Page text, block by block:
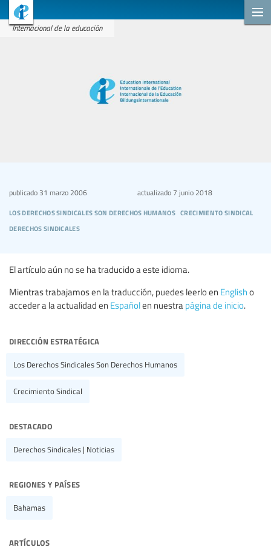
Internacional de la educación
los derechos sindicales son derechos humanos crecimiento sindical
derechos sindicales
publicado 31 marzo 2006 actualizado7 junio 2018
El artículo aún no se ha traducido a este idioma.
Mientras trabajamos en la traducción, puedes leerlo en English o
acceder a la actualidad en Españolen nuestra página de inicio.
dirección estratégica
Los Derechos Sindicales Son Derechos Humanos
Crecimiento Sindical
destacado
Derechos Sindicales | Noticias
regiones y países
Bahamas
artículos